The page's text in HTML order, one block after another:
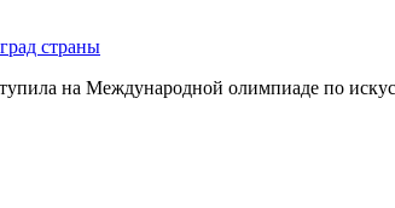
страны
на Международной олимпиаде по